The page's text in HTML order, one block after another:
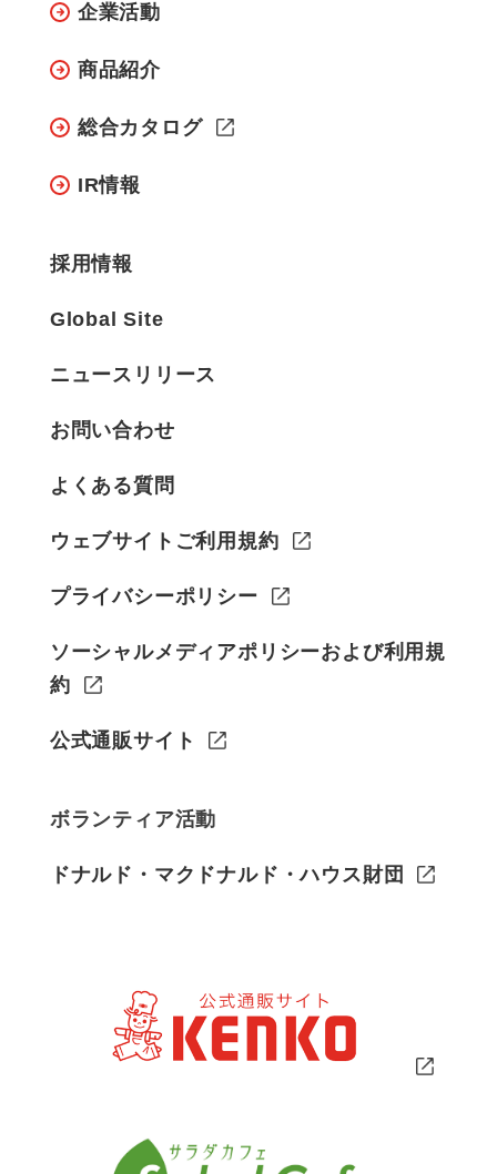
企業活動
商品紹介
総合カタログ
IR情報
採用情報
Global Site
ニュースリリース
お問い合わせ
よくある質問
ウェブサイトご利用規約
プライバシーポリシー
ソーシャルメディアポリシーおよび利用規
約
公式通販サイト
ボランティア活動
ドナルド・マクドナルド・ハウス財団